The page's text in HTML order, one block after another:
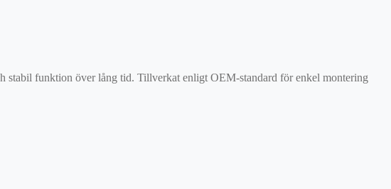
stabil funktion över lång tid. Tillverkat enligt OEM-standard för enkel montering